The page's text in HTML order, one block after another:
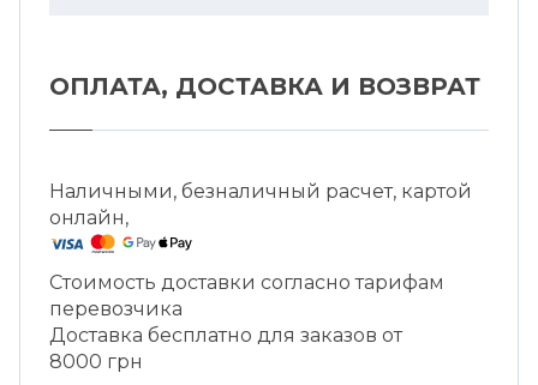
ОПЛАТА, ДОСТАВКА И ВОЗВРАТ
Наличными, безналичный расчет, картой
онлайн,
Стоимость доставки согласно тарифам
перевозчика
Доставка бесплатно для заказов от
8000 грн